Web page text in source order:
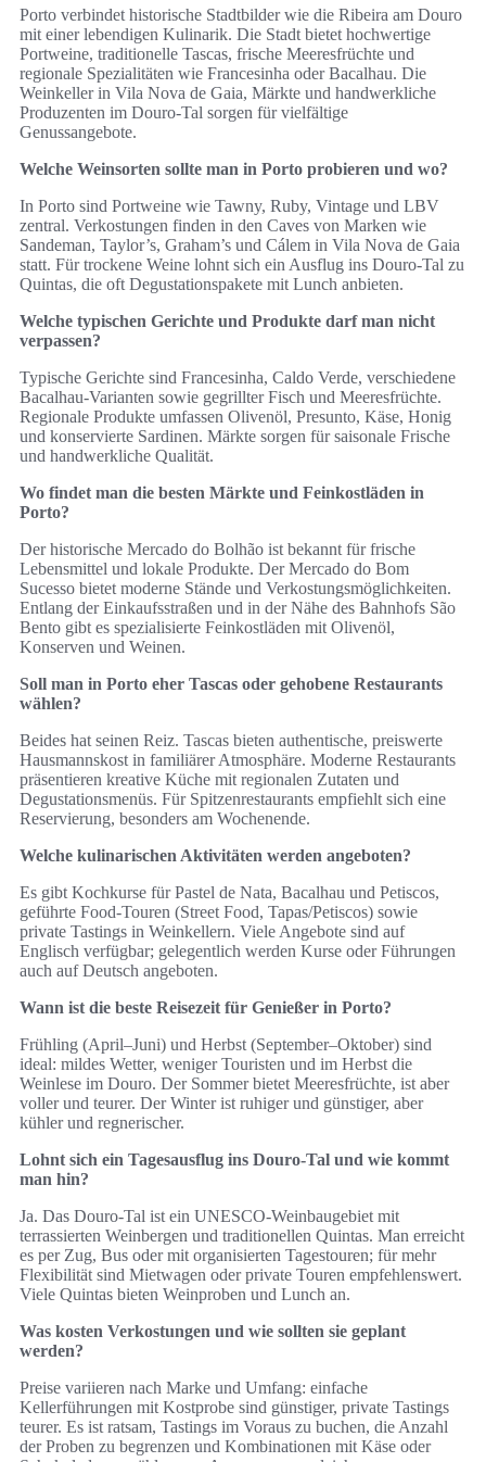
Porto verbindet historische Stadtbilder wie die Ribeira am Douro
mit einer lebendigen Kulinarik. Die Stadt bietet hochwertige
Portweine, traditionelle Tascas, frische Meeresfrüchte und
regionale Spezialitäten wie Francesinha oder Bacalhau. Die
Weinkeller in Vila Nova de Gaia, Märkte und handwerkliche
Produzenten im Douro-Tal sorgen für vielfältige
Genussangebote.
Welche Weinsorten sollte man in Porto probieren und wo?
In Porto sind Portweine wie Tawny, Ruby, Vintage und LBV
zentral. Verkostungen finden in den Caves von Marken wie
Sandeman, Taylor’s, Graham’s und Cálem in Vila Nova de Gaia
statt. Für trockene Weine lohnt sich ein Ausflug ins Douro-Tal zu
Quintas, die oft Degustationspakete mit Lunch anbieten.
Welche typischen Gerichte und Produkte darf man nicht
verpassen?
Typische Gerichte sind Francesinha, Caldo Verde, verschiedene
Bacalhau-Varianten sowie gegrillter Fisch und Meeresfrüchte.
Regionale Produkte umfassen Olivenöl, Presunto, Käse, Honig
und konservierte Sardinen. Märkte sorgen für saisonale Frische
und handwerkliche Qualität.
Wo findet man die besten Märkte und Feinkostläden in
Porto?
Der historische Mercado do Bolhão ist bekannt für frische
Lebensmittel und lokale Produkte. Der Mercado do Bom
Sucesso bietet moderne Stände und Verkostungsmöglichkeiten.
Entlang der Einkaufsstraßen und in der Nähe des Bahnhofs São
Bento gibt es spezialisierte Feinkostläden mit Olivenöl,
Konserven und Weinen.
Soll man in Porto eher Tascas oder gehobene Restaurants
wählen?
Beides hat seinen Reiz. Tascas bieten authentische, preiswerte
Hausmannskost in familiärer Atmosphäre. Moderne Restaurants
präsentieren kreative Küche mit regionalen Zutaten und
Degustationsmenüs. Für Spitzenrestaurants empfiehlt sich eine
Reservierung, besonders am Wochenende.
Welche kulinarischen Aktivitäten werden angeboten?
Es gibt Kochkurse für Pastel de Nata, Bacalhau und Petiscos,
geführte Food-Touren (Street Food, Tapas/Petiscos) sowie
private Tastings in Weinkellern. Viele Angebote sind auf
Englisch verfügbar; gelegentlich werden Kurse oder Führungen
auch auf Deutsch angeboten.
Wann ist die beste Reisezeit für Genießer in Porto?
Frühling (April–Juni) und Herbst (September–Oktober) sind
ideal: mildes Wetter, weniger Touristen und im Herbst die
Weinlese im Douro. Der Sommer bietet Meeresfrüchte, ist aber
voller und teurer. Der Winter ist ruhiger und günstiger, aber
kühler und regnerischer.
Lohnt sich ein Tagesausflug ins Douro-Tal und wie kommt
man hin?
Ja. Das Douro-Tal ist ein UNESCO-Weinbaugebiet mit
terrassierten Weinbergen und traditionellen Quintas. Man erreicht
es per Zug, Bus oder mit organisierten Tagestouren; für mehr
Flexibilität sind Mietwagen oder private Touren empfehlenswert.
Viele Quintas bieten Weinproben und Lunch an.
Was kosten Verkostungen und wie sollten sie geplant
werden?
Preise variieren nach Marke und Umfang: einfache
Kellerführungen mit Kostprobe sind günstiger, private Tastings
teurer. Es ist ratsam, Tastings im Voraus zu buchen, die Anzahl
der Proben zu begrenzen und Kombinationen mit Käse oder